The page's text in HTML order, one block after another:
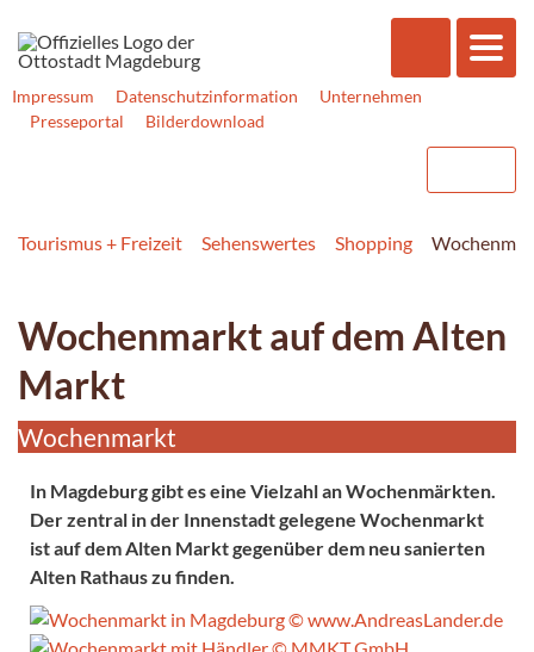
Impressum Datenschutzinformation
Unternehmen
Presseportal
Bilderdownload
Tourismus + Freizeit Sehenswertes Shopping
Wochenmarkt auf dem Alten
Markt
Wochenmarkt
In Magdeburg gibt es eine Vielzahl an Wochenmärkten.
Der zentral in der Innenstadt gelegene Wochenmarkt
ist auf dem Alten Markt gegenüber dem neu sanierten
Alten Rathaus zu finden.